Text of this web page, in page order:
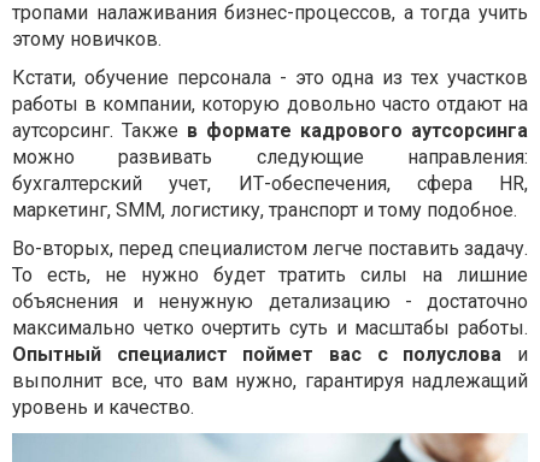
тропами налаживания бизнес-процессов, а тогда учить
этому новичков.
Кстати, обучение персонала - это одна из тех участков
работы в компании, которую довольно часто отдают на
аутсорсинг. Также в формате кадрового аутсорсинга
можно развивать следующие направления:
бухгалтерский учет, ИТ-обеспечения, сфера HR,
маркетинг, SMM, логистику, транспорт и тому подобное.
Во-вторых, перед специалистом легче поставить задачу.
То есть, не нужно будет тратить силы на лишние
объяснения и ненужную детализацию - достаточно
максимально четко очертить суть и масштабы работы.
Опытный специалист поймет вас с полуслова и
выполнит все, что вам нужно, гарантируя надлежащий
уровень и качество.